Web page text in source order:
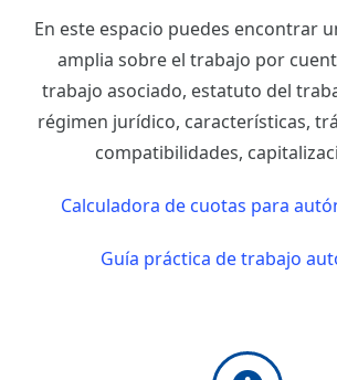
En este espacio puedes encontrar
amplia sobre el trabajo por
trabajo asociado, estatuto del
régimen jurídico, características,
compatibilidades,
Calculadora de cuotas para
Guía práctica de trabajo